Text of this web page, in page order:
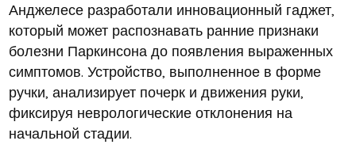
Анджелесе разработали инновационный гаджет,
который может распознавать ранние признаки
болезни Паркинсона до появления выраженных
симптомов. Устройство, выполненное в форме
ручки, анализирует почерк и движения руки,
фиксируя неврологические отклонения на
начальной стадии.